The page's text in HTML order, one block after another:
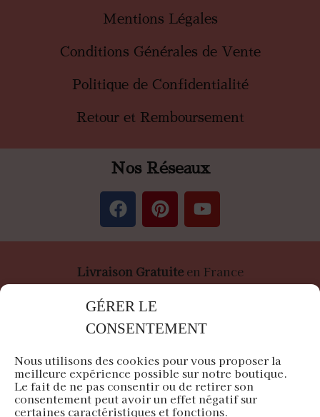
GÉRER LE
CONSENTEMENT
Nous utilisons des cookies pour vous proposer la
meilleure expérience possible sur notre boutique.
Le fait de ne pas consentir ou de retirer son
consentement peut avoir un effet négatif sur
certaines caractéristiques et fonctions.
Mentions Légales
Conditions Générales de Vente
Politique de Confidentialité
Retour et Remboursement
Nos Réseaux
Livraison Gratuiteen France
PaiementSécurisé
Air du Japon est une entreprise française